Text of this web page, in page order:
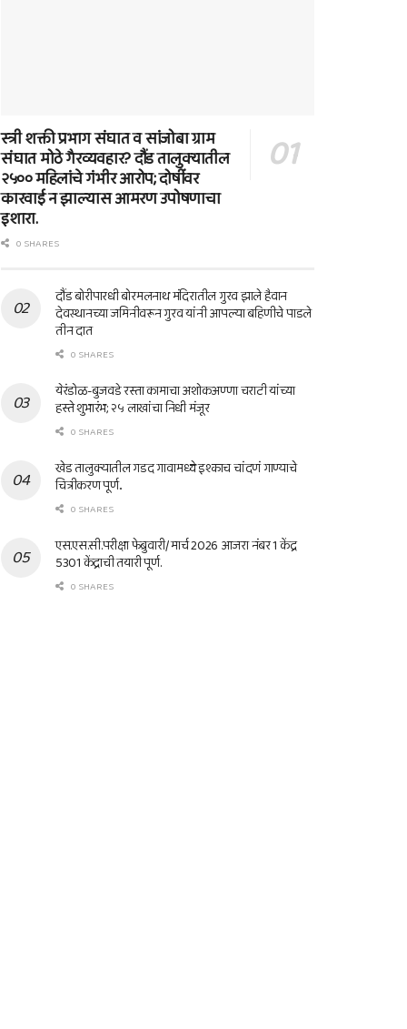
स्त्री शक्ती प्रभाग संघात व सांजोबा ग्राम
संघात मोठे गैरव्यवहार? दौंड तालुक्यातील
२५०० महिलांचे गंभीर आरोप; दोषींवर
कारवाई न झाल्यास आमरण उपोषणाचा
इशारा.
0 SHARES
दौंड बोरीपारधी बोरमलनाथ मंदिरातील गुरव झाले हैवान
देवस्थानच्या जमिनीवरून गुरव यांनी आपल्या बहिणीचे पाडले
तीन दात
0 SHARES
येरंडोळ-बुजवडे रस्ता कामाचा अशोकअण्णा चराटी यांच्या
हस्ते शुभारंभ; २५ लाखांचा निधी मंजूर
0 SHARES
खेड तालुक्यातील गडद गावामध्ये इश्काच चांदणं गाण्याचे
चित्रीकरण पूर्ण..
0 SHARES
एस.एस.सी.परीक्षा फेब्रुवारी/ मार्च 2026 आजरा नंबर 1 केंद्र
5301 केंद्राची तयारी पूर्ण.
0 SHARES